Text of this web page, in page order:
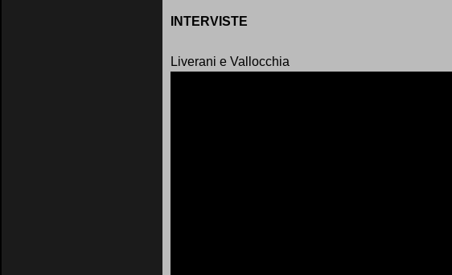
INTERVISTE
Liverani e Vallocchia